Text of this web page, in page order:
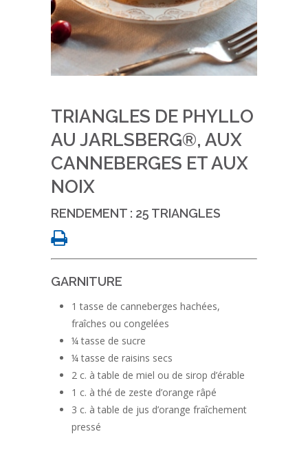
TRIANGLES DE PHYLLO
AU JARLSBERG®, AUX
CANNEBERGES ET AUX
NOIX
RENDEMENT : 25 TRIANGLES
GARNITURE
1 tasse de canneberges hachées,
fraîches ou congelées
¼ tasse de sucre
¼ tasse de raisins secs
2 c. à table de miel ou de sirop d’érable
1 c. à thé de zeste d’orange râpé
3 c. à table de jus d’orange fraîchement
pressé